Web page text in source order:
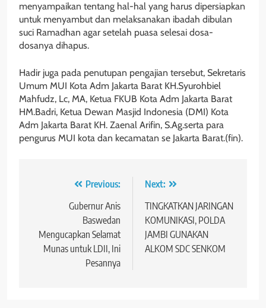
menyampaikan tentang hal-hal yang harus dipersiapkan
untuk menyambut dan melaksanakan ibadah dibulan
suci Ramadhan agar setelah puasa selesai dosa-
dosanya dihapus.
Hadir juga pada penutupan pengajian tersebut, Sekretaris
Umum MUI Kota Adm Jakarta Barat KH.Syurohbiel
Mahfudz, Lc, MA, Ketua FKUB Kota Adm Jakarta Barat
HM.Badri, Ketua Dewan Masjid Indonesia (DMI) Kota
Adm Jakarta Barat KH. Zaenal Arifin, S.Ag.serta para
pengurus MUI kota dan kecamatan se Jakarta Barat.(fin).
Navigasi Previous:
Gubernur Anis
Baswedan
Mengucapkan Selamat
Munas untuk LDII, Ini
Pesannya
Next:
TINGKATKAN JARINGAN
KOMUNIKASI, POLDA
JAMBI GUNAKAN
ALKOM SDC SENKOM